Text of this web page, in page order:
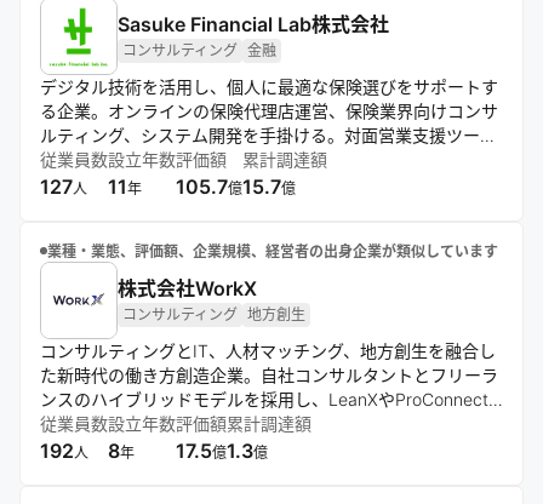
Sasuke Financial Lab株式会社
コンサルティング 金融
デジタル技術を活用し、個人に最適な保険選びをサポートす
る企業。オンラインの保険代理店運営、保険業界向けコンサ
ルティング、システム開発を手掛ける。対面営業支援ツール
「コのほけん！PRO」も提供し、プロの知見とテクノロジー
の融合を目指す。
従業員数
127人
設立年数
11年
評価額
105.7億
累計調達額
15.7億
業種・業態、評価額、企業規模、経営者の出身企業が類似しています
株式会社WorkX
コンサルティング 地方創生
コンサルティングとIT、人材マッチング、地方創生を融合し
た新時代の働き方創造企業。自社コンサルタントとフリーラ
ンスのハイブリッドモデルを採用し、LeanXやProConnect
などのサービスを通じて、スキル重視の人材流動性の高い社
会モデルの実現を目指す。データ分析から実行までを一貫し
従業員数
192 人
設立年数
8年
評価額
17.5億
累計調達額
1.3億